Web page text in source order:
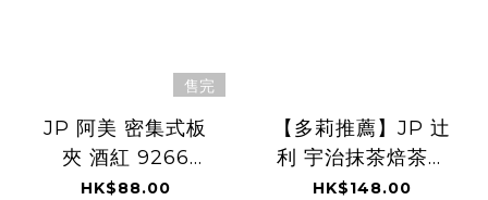
售完
JP 阿美 密集式板
夾 酒紅 9266
TK260807
HK$88.00
【多莉推薦】JP 辻
利 宇治抹茶焙茶麻
糬蕨餅 4個入
HK$148.00